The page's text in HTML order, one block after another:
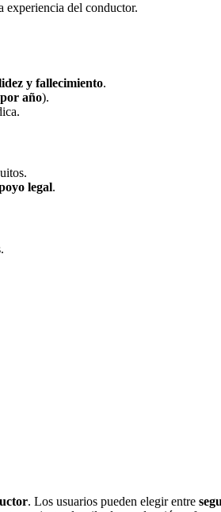
experiencia del conductor.
y fallecimiento.
año).
legal.
. Los usuarios pueden elegir entre